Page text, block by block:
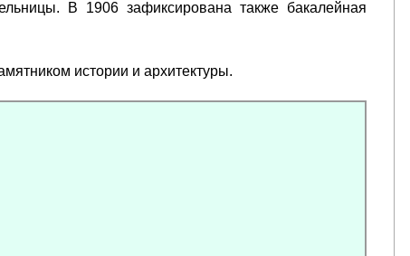
В 1906 зафиксирована также бакалейная
истории и архитектуры.